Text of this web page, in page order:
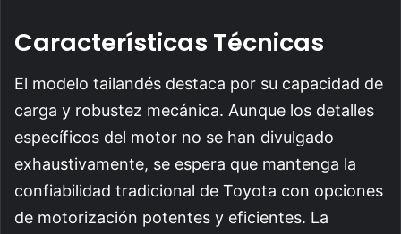
Características Técnicas
El modelo tailandés destaca por su capacidad de
carga y robustez mecánica. Aunque los detalles
específicos del motor no se han divulgado
exhaustivamente, se espera que mantenga la
confiabilidad tradicional de Toyota con opciones
de motorización potentes y eficientes. La